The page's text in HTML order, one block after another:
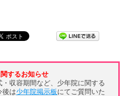
するお知らせ
収容期間など、少年院に関する
後は少年院掲示板にてご質問いた